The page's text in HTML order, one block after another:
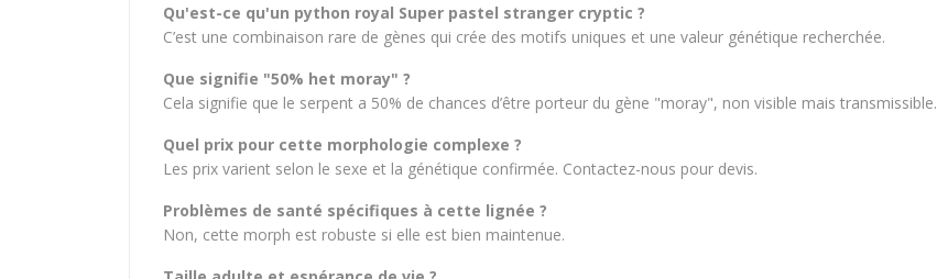
Qu'est-ce qu'un python royal Super pastel stranger cryptic ?
C’est une combinaison rare de gènes qui crée des motifs uniques et une valeur génétique recherchée.
Que signifie "50% het moray" ?
Cela signifie que le serpent a 50% de chances d’être porteur du gène "moray", non visible mais transmissible.
Quel prix pour cette morphologie complexe ?
Les prix varient selon le sexe et la génétique confirmée. Contactez-nous pour devis.
Problèmes de santé spécifiques à cette lignée ?
Non, cette morph est robuste si elle est bien maintenue.